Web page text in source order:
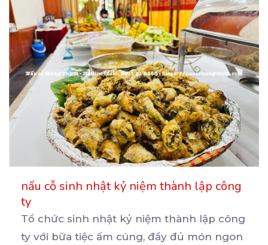
nấu cỗ sinh nhật kỷ niệm thành lập công
ty
Tổ chức sinh nhật kỷ niệm thành lập công
ty với bữa tiệc ấm cúng, đầy đủ món ngon